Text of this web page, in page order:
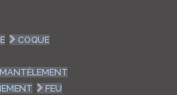
COQUE
FEU